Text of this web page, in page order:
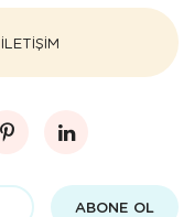
İLETİŞİM
ABONE OL